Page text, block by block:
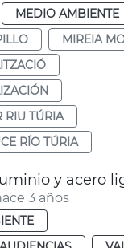
MEDIO AMBIENTE
MIREIA
RIU TÚRIA
RÍO TÚRIA
y acero
3 años